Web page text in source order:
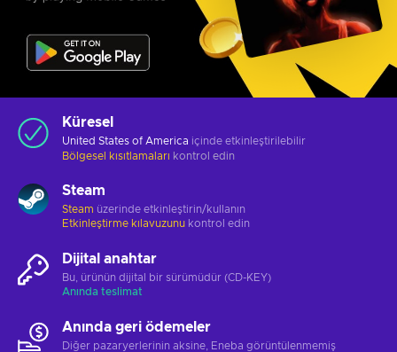
Küresel
United States of America içinde etkinleştirilebilir
Bölgesel kısıtlamaları kontrol edin
Steam
Steam üzerinde etkinleştirin/kullanın
Etkinleştirme kılavuzunu kontrol edin
Dijital anahtar
Bu, ürünün dijital bir sürümüdür (CD-KEY)
Anında teslimat
Anında geri ödemeler
Diğer pazaryerlerinin aksine, Eneba görüntülenmemiş